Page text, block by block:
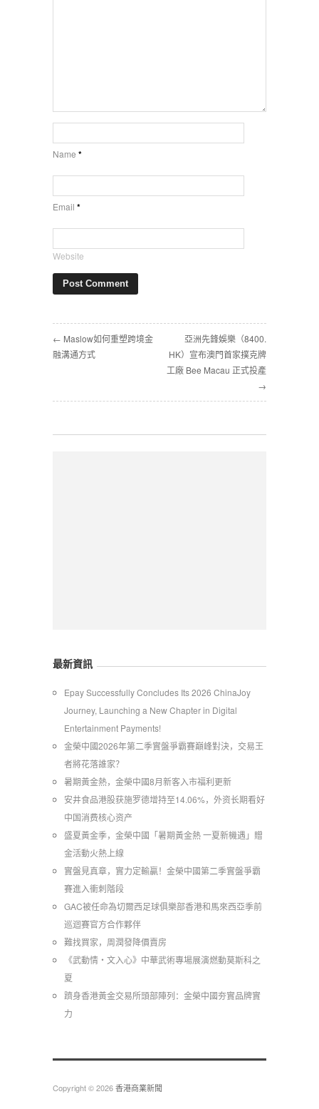
Name *
Email *
Website
← Maslow如何重塑跨境金
融溝通方式
亞洲先鋒娛樂（8400.
HK）宣布澳門首家撲克牌
工廠 Bee Macau 正式投產
→
最新資訊
Epay Successfully Concludes Its 2026 ChinaJoy
Journey, Launching a New Chapter in Digital
Entertainment Payments!
金榮中國2026年第二季實盤爭霸賽巔峰對決，交易王
者將花落誰家？
暑期黃金熱，金榮中國8月新客入市福利更新
安井食品港股获施罗德增持至14.06%，外资长期看好
中国消费核心资产
​盛夏黃金季，金榮中國「暑期黃金熱 一夏新機遇」贈
金活動火熱上線
實盤見真章，實力定輸贏！金榮中國第二季實盤爭霸
賽進入衝刺階段
GAC被任命為切爾西足球俱樂部香港和馬來西亞季前
巡迴賽官方合作夥伴
難找買家，周潤發降價賣房
《武動情・文入心》中華武術專場展演燃動莫斯科之
夏
躋身香港黃金交易所頭部陣列：金榮中國夯實品牌實
力
Copyright © 2026香港商業新聞